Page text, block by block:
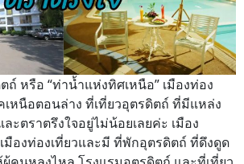
ถ์ หรือ “ท่าน้ำแห่งทิศเหนือ” เมืองท่อง
เหนือตอนล่าง ที่เที่ยวอุตรดิตถ์ ที่มีแหล่ง
ะตราตรึงใจอยู่ไม่น้อยเลยค่ะ เมือง
มืองท่องเที่ยวและมี ที่พักอุตรดิตถ์ ที่ดึงดูด